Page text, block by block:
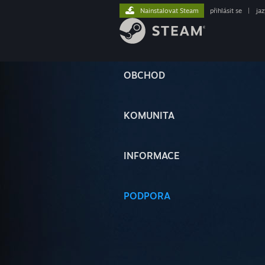
OBCHOD
KOMUNITA
INFORMACE
PODPORA
Nainstalovat Steam přihlásit se